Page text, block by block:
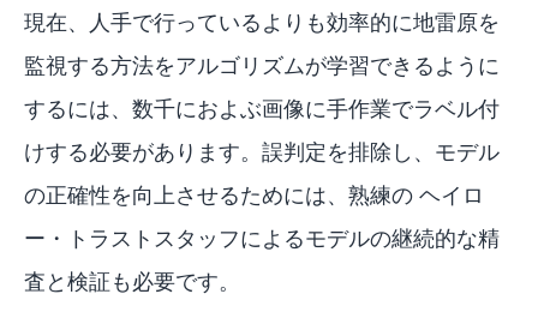
現在、人手で行っているよりも効率的に地雷原を
監視する方法をアルゴリズムが学習できるように
するには、数千におよぶ画像に手作業でラベル付
けする必要があります。誤判定を排除し、モデル
の正確性を向上させるためには、熟練の ヘイロ
ー・トラストスタッフによるモデルの継続的な精
査と検証も必要です。